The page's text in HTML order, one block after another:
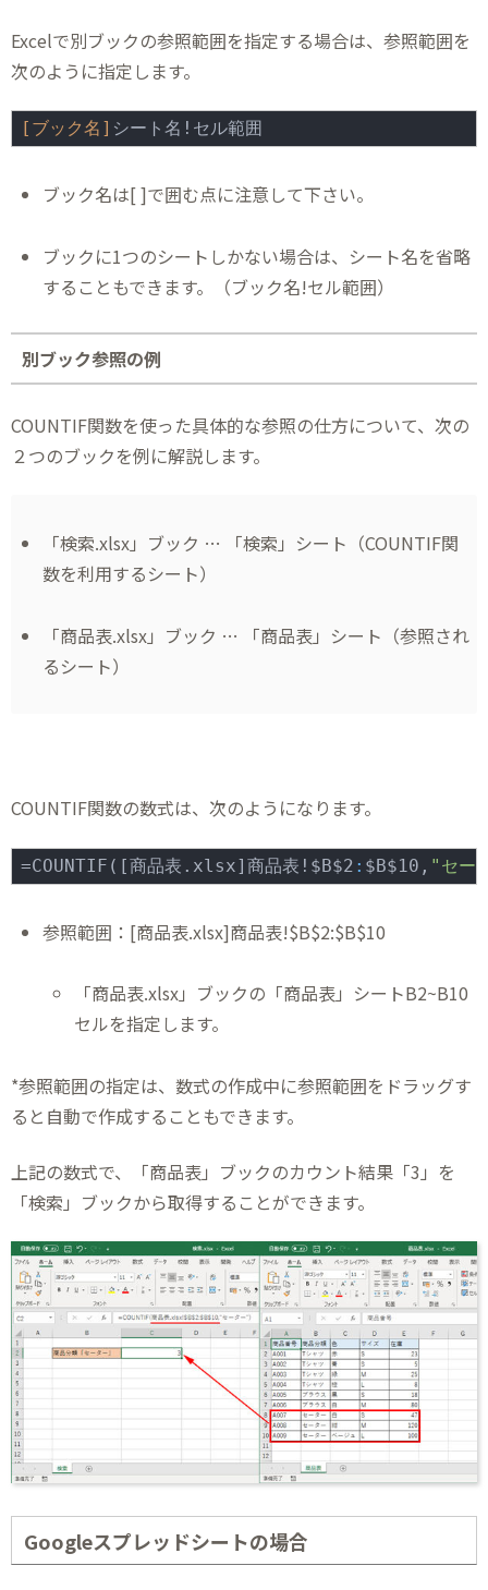
Excelで別ブックの参照範囲を指定する場合は、参照範囲を
次のように指定します。
[ブック名] シート名!セル範囲
ブック名は[ ]で囲む点に注意して下さい。
ブックに1つのシートしかない場合は、シート名を省略
することもできます。（ブック名!セル範囲）
別ブック参照の例
COUNTIF関数を使った具体的な参照の仕方について、次の
２つのブックを例に解説します。
「検索.xlsx」ブック … 「検索」シート（COUNTIF関
数を利用するシート）
「商品表.xlsx」ブック … 「商品表」シート（参照され
るシート）
COUNTIF関数の数式は、次のようになります。
=COUNTIF([商品表.xlsx]商品表!$B$2 : $B$10, "セー
参照範囲：[商品表.xlsx]商品表!$B$2:$B$10
「商品表.xlsx」ブックの「商品表」シートB2~B10
セルを指定します。
*参照範囲の指定は、数式の作成中に参照範囲をドラッグす
ると自動で作成することもできます。
上記の数式で、「商品表」ブックのカウント結果「3」を
「検索」ブックから取得することができます。
Googleスプレッドシートの場合